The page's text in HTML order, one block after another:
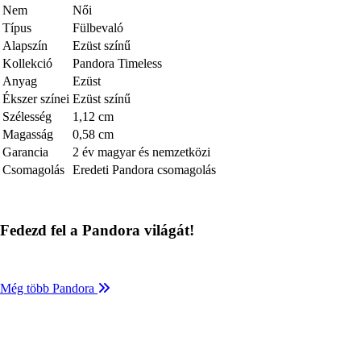
Nem
Női
Típus
Fülbevaló
Alapszín
Ezüst színű
Kollekció
Pandora Timeless
Anyag
Ezüst
Ékszer színei Ezüst színű
Szélesség
1,12 cm
Magasság
0,58 cm
Garancia
2 év magyar és nemzetközi
Csomagolás Eredeti Pandora csomagolás
Fedezd fel a Pandora világát!
Még több Pandora